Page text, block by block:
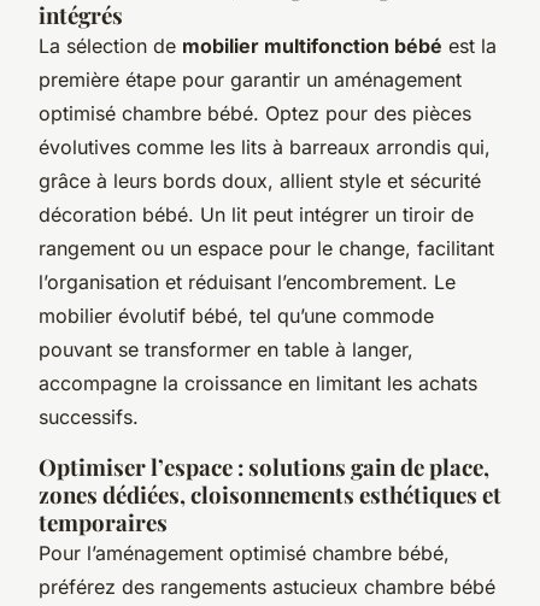
intégrés
La sélection de mobilier multifonction bébé est la
première étape pour garantir un aménagement
optimisé chambre bébé. Optez pour des pièces
évolutives comme les lits à barreaux arrondis qui,
grâce à leurs bords doux, allient style et sécurité
décoration bébé. Un lit peut intégrer un tiroir de
rangement ou un espace pour le change, facilitant
l’organisation et réduisant l’encombrement. Le
mobilier évolutif bébé, tel qu’une commode
pouvant se transformer en table à langer,
accompagne la croissance en limitant les achats
successifs.
Optimiser l’espace : solutions gain de place,
zones dédiées, cloisonnements esthétiques et
temporaires
Pour l’aménagement optimisé chambre bébé,
préférez des rangements astucieux chambre bébé